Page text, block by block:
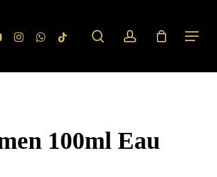
Menu
InstagramWhatsapp
Tiktok searchaccount
100ml Eau